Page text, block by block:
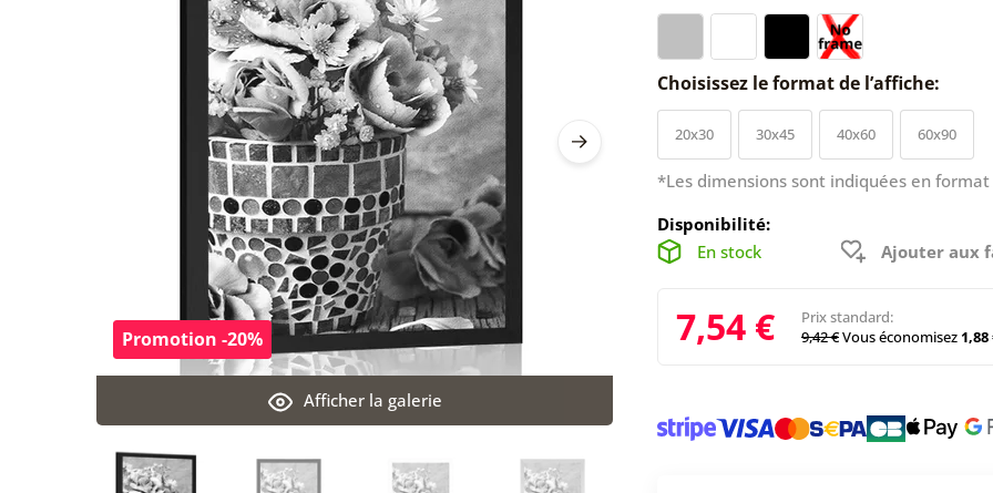
Afficher la galerie
Promotion -20%
Choisissez le format de l’affiche:
20x30 30x45 40x60 60x90
*Les dimensions sont indiquées en
Disponibilité:
En stock
Ajouter aux
7,54 €
Prix standard:
9,42 €Vous économisez 1,88